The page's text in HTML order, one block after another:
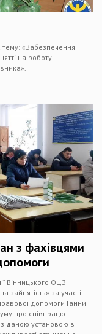
«Забезпечення
на роботу –
з фахівцями
Вінницького ОЦЗ
зайнятість» за участі
допомоги Ганни
про співпрацю
з даною установою в